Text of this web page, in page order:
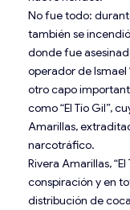
No fue todo:
también se
donde fue
operador de Ismael
otro capo
como “El Tío Gil”,
Amarillas,
narcotráfico.
Rivera Amarillas,
conspiración y en
distribución de